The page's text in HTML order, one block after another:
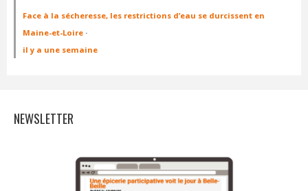
Face à la sécheresse, les restrictions d’eau se durcissent en
Maine-et-Loire ·
il y a une semaine
NEWSLETTER